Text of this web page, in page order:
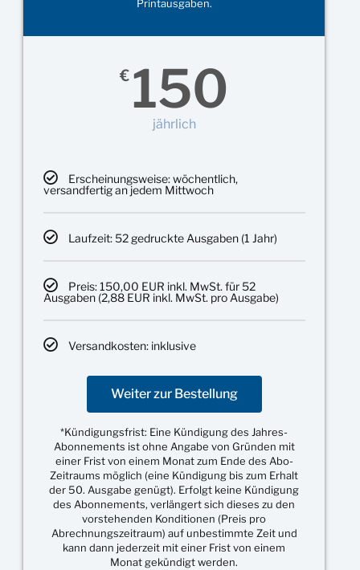
Printausgaben.
€ 150
jährlich
Erscheinungsweise: wöchentlich,
versandfertig an jedem Mittwoch
Laufzeit: 52 gedruckte Ausgaben (1 Jahr)
Preis: 150,00 EUR inkl. MwSt. für 52
Ausgaben (2,88 EUR inkl. MwSt. pro Ausgabe)
Versandkosten: inklusive
Weiter zur Bestellung
*Kündigungsfrist: Eine Kündigung des Jahres-
Abonnements ist ohne Angabe von Gründen mit
einer Frist von einem Monat zum Ende des Abo-
Zeitraums möglich (eine Kündigung bis zum Erhalt
der 50. Ausgabe genügt). Erfolgt keine Kündigung
des Abonnements, verlängert sich dieses zu den
vorstehenden Konditionen (Preis pro
Abrechnungszeitraum) auf unbestimmte Zeit und
kann dann jederzeit mit einer Frist von einem
Monat gekündigt werden.